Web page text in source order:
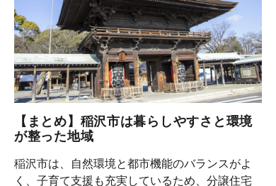
【まとめ】稲沢市は暮らしやすさと環境
が整った地域
稲沢市は、自然環境と都市機能のバランスがよ
く、子育て支援も充実しているため、分譲住宅